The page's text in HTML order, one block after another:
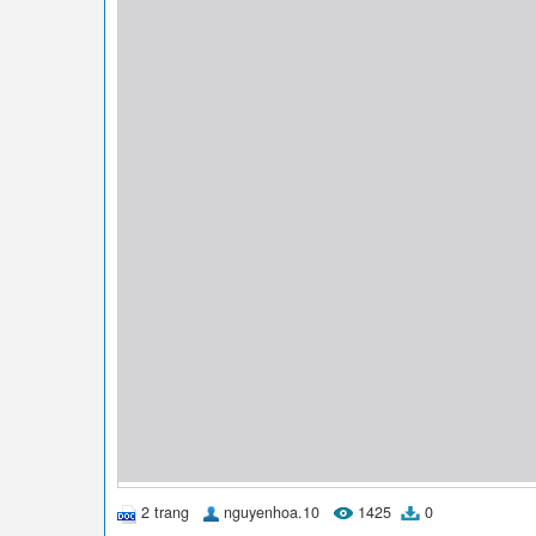
2 trang nguyenhoa.10 1425 0